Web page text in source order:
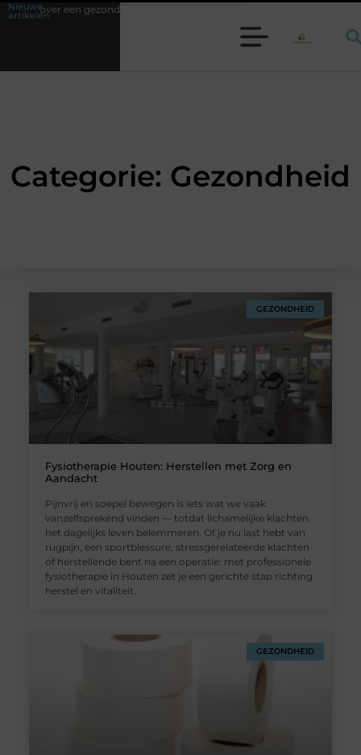
Nieuwe
artikelen
een gezonde en veilige leefomgeving
Categorie: Gezondheid
GEZONDHEID
Fysiotherapie Houten: Herstellen met Zorg en
Aandacht
Pijnvrij en soepel bewegen is iets wat we vaak
vanzelfsprekend vinden — totdat lichamelijke klachten
het dagelijks leven belemmeren. Of je nu last hebt van
rugpijn, een sportblessure, stressgerelateerde klachten
of herstellende bent na een operatie: met professionele
fysiotherapie in Houten zet je een gerichte stap richting
herstel en vitaliteit.
GEZONDHEID